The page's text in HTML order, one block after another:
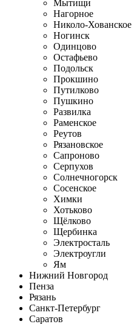
Мытищи
Нагорное
Николо-Хованское
Ногинск
Одинцово
Остафьево
Подольск
Прокшино
Путилково
Пушкино
Развилка
Раменское
Реутов
Рязановское
Сапроново
Серпухов
Солнечногорск
Сосенское
Химки
Хотьково
Щёлково
Щербинка
Электросталь
Электроугли
Ям
Нижний Новгород
Пенза
Рязань
Санкт-Петербург
Саратов